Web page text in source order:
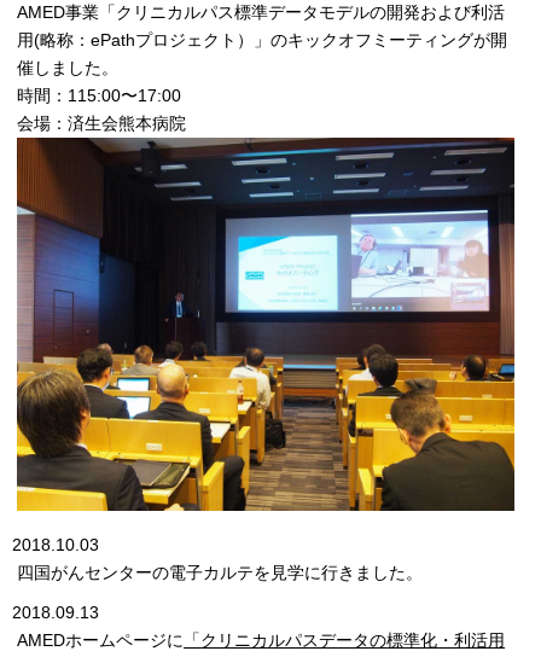
AMED事業「クリニカルパス標準データモデルの開発および利活
用(略称：ePathプロジェクト）」のキックオフミーティングが開
催しました。
時間：115:00〜17:00
会場：済生会熊本病院
2018.10.03
四国がんセンターの電子カルテを見学に行きました。
2018.09.13
AMEDホームページに
「クリニカルパスデータの標準化・利活用